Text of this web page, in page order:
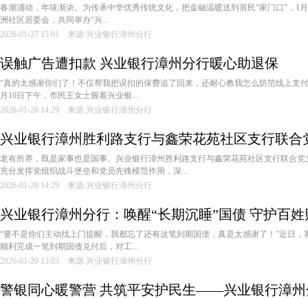
意
春潮涌动，年味渐浓。为传承中华优秀传统文化，把金融温暖送到居民“家门口”，1
洲社区居委会，共同举办“兴...
2026-01-27 15:01 来源:兴业银行漳州分行
误触广告遭扣款 兴业银行漳州分行暖心助退保
“真的太感谢你们了！不仅帮我把误扣的保费追了回来，还耐心教我怎么防范线上支
月10日下午，市民王女士握着兴业银...
2026-01-20 14:29 来源:兴业银行漳州分行
兴业银行漳州胜利路支行与鑫荣花苑社区支行联
龄 金融赋能享安康
老有所养，既是家事也是国事。兴业银行漳州胜利路支行与鑫荣花苑社区支行联合
充分发挥党组织战斗堡垒和党员先锋模范作用，深...
2026-01-20 14:29 来源:兴业银行漳州分行
兴业银行漳州分行：唤醒“长期沉睡”国债 守护百
“要不是你们主动找上门提醒，我都忘了还有这笔到期国债，真是太感谢了！”近日
顺利完成一笔到期国债兑付后，对工...
2026-01-20 13:03 来源:兴业银行漳州分行
警银同心暖警营 共筑平安护民生——兴业银行漳